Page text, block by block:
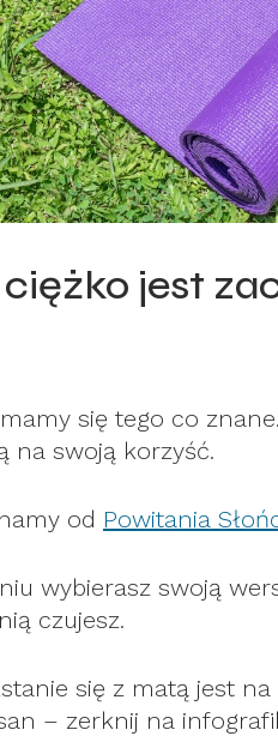
jest
się tego co
na swoją korzyść.
od Powitania
wybierasz swoją
czujesz.
się z matą jest na
– zerknij na